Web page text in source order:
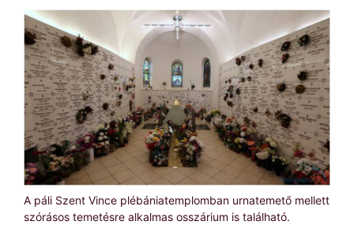
A páli Szent Vince plébániatemplomban urnatemető mellett
szórásos temetésre alkalmas osszárium is található.